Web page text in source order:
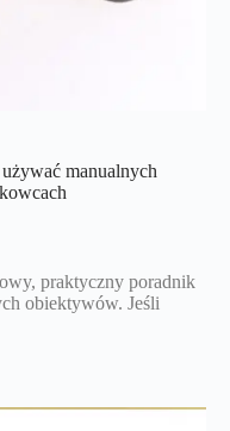
manualnych
praktyczny poradnik
obiektywów. Jeśli